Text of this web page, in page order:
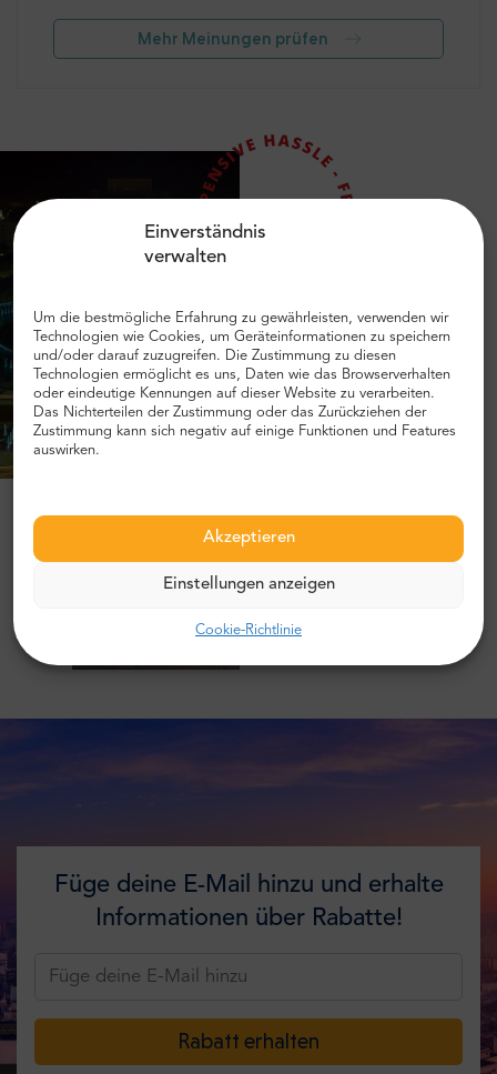
Einverständnis
verwalten
Um die bestmögliche Erfahrung zu gewährleisten, verwenden wir
Technologien wie Cookies, um Geräteinformationen zu speichern
und/oder darauf zuzugreifen. Die Zustimmung zu diesen
Technologien ermöglicht es uns, Daten wie das Browserverhalten
oder eindeutige Kennungen auf dieser Website zu verarbeiten.
Das Nichterteilen der Zustimmung oder das Zurückziehen der
Zustimmung kann sich negativ auf einige Funktionen und Features
auswirken.
Akzeptieren
Einstellungen anzeigen
Cookie-Richtlinie
Mehr Meinungen prüfen
Füge deine E-Mail hinzu und erhalte
Informationen über Rabatte!
Rabatt erhalten